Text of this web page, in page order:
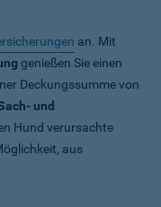
an. Mit
genießen Sie einen
Deckungssumme von
und
Hund verursachte
aus